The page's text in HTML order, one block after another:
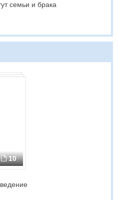
семьи и брака
10